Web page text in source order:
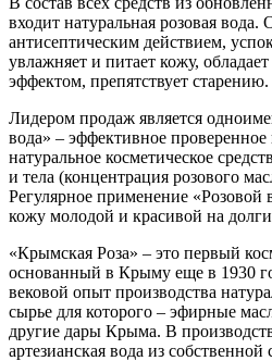
входит натуральная розовая вода.
антисептическим действием,
увлажняет и питает кожу,
эффектом, препятствует старению.
Лидером продаж является
вода» – эффективное
натуральное косметическое
и тела (концентрация розового
Регулярное применение «Розовой
кожу молодой и красивой на
«Крымская Роза» – это первый
основанный в Крыму еще в 1930
вековой опыт производства
сырье для которого – эфирные
другие дары Крыма. В
артезианская вода из